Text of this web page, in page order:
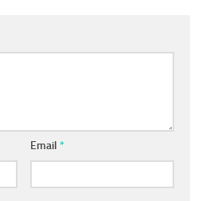
Email *